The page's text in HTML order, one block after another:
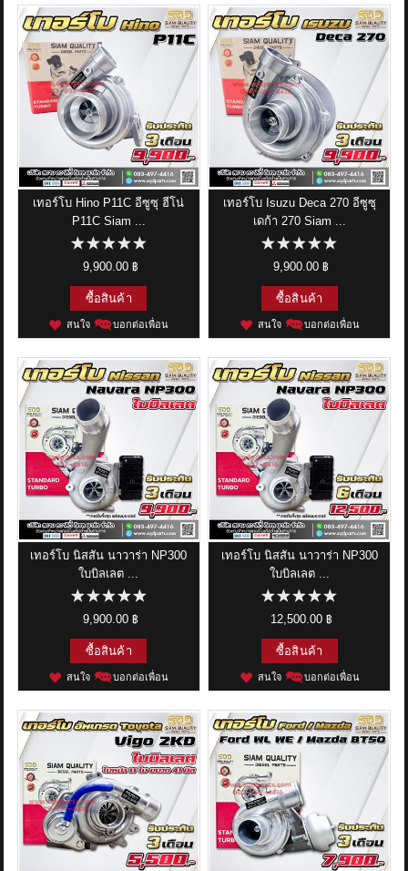
เทอร์โบ Hino P11C อีซูซุ ฮีโน่
P11C Siam ...
9,900.00 ฿
ซื้อสินค้า
สนใจ บอกต่อเพื่อน
เทอร์โบ Isuzu Deca 270 อีซูซุ
เดก้า 270 Siam ...
9,900.00 ฿
ซื้อสินค้า
สนใจ บอกต่อเพื่อน
เทอร์โบ นิสสัน นาวาร่า NP300
ใบบิลเลต ...
9,900.00 ฿
ซื้อสินค้า
สนใจ บอกต่อเพื่อน
เทอร์โบ นิสสัน นาวาร่า NP300
ใบบิลเลต ...
12,500.00 ฿
ซื้อสินค้า
สนใจ บอกต่อเพื่อน